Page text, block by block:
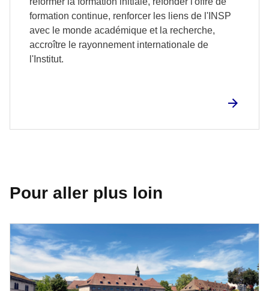
formation continue, renforcer les liens de l'INSP
avec le monde académique et la recherche,
accroître le rayonnement internationale de
l'Institut.
Pour aller plus loin